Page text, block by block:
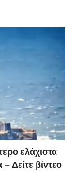
ελάχιστα
Δείτε βίντεο